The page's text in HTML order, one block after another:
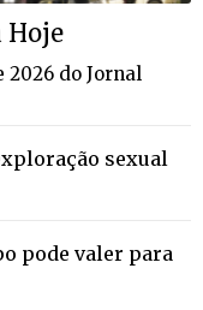
Hoje
2026 do Jornal
sexual
pode valer para